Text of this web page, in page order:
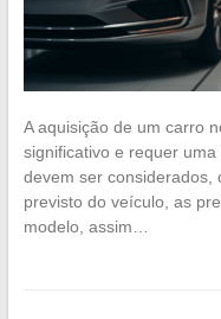
A aquisição de um carro
significativo e requer
devem ser considerados,
previsto do veículo, as
modelo, assim…